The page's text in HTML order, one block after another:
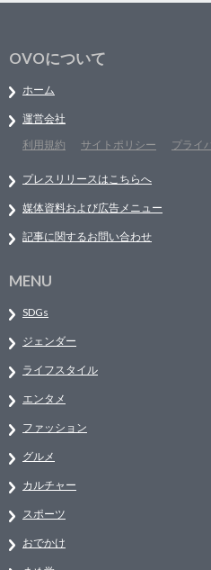
OVOについて
ホーム
運営会社
利用規約
サイトポリシー プライ
プレスリリースはこちらへ
媒体資料および広告メニュー
記事に関するお問い合わせ
MENU
SDGs
ジェンダー
ライフスタイル
エンタメ
ファッション
グルメ
カルチャー
スポーツ
おでかけ